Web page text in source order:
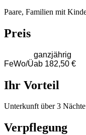
Paare, Familien mit
Preis
ganzjährig
FeWo/Üab 182,50 €
Ihr Vorteil
Unterkunft über 3
Verpflegung